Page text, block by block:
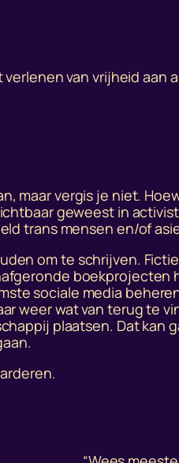
van vrijheid aan
maar vergis je niet.
geweest in
trans mensen en/of
om te schrijven.
sociale media
weer wat van terug te
plaatsen. Dat